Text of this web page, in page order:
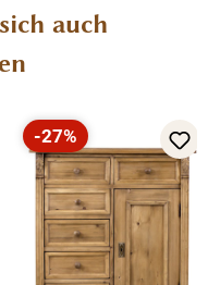
auch
Rabatt
-27%